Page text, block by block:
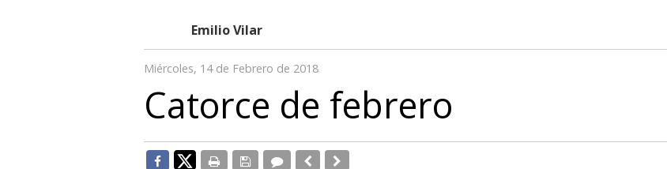
Emilio Vilar
Miércoles, 14 de Febrero de 2018
Catorce de febrero